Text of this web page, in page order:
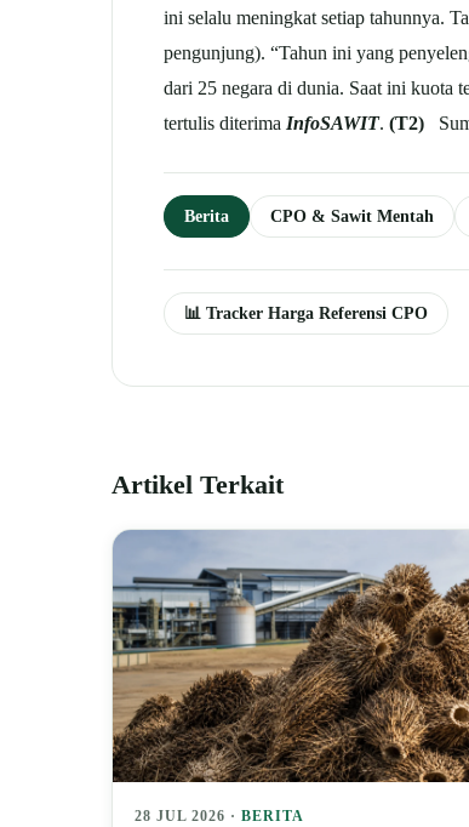
ini selalu meningkat setiap tahunnya.
pengunjung). “Tahun ini yang
dari 25 negara di dunia. Saat ini kuota
tertulis diterima InfoSAWIT. (T2)
Berita CPO & Sawit Mentah
📊 Tracker Harga Referensi CPO
Artikel Terkait
28 JUL 2026 · BERITA